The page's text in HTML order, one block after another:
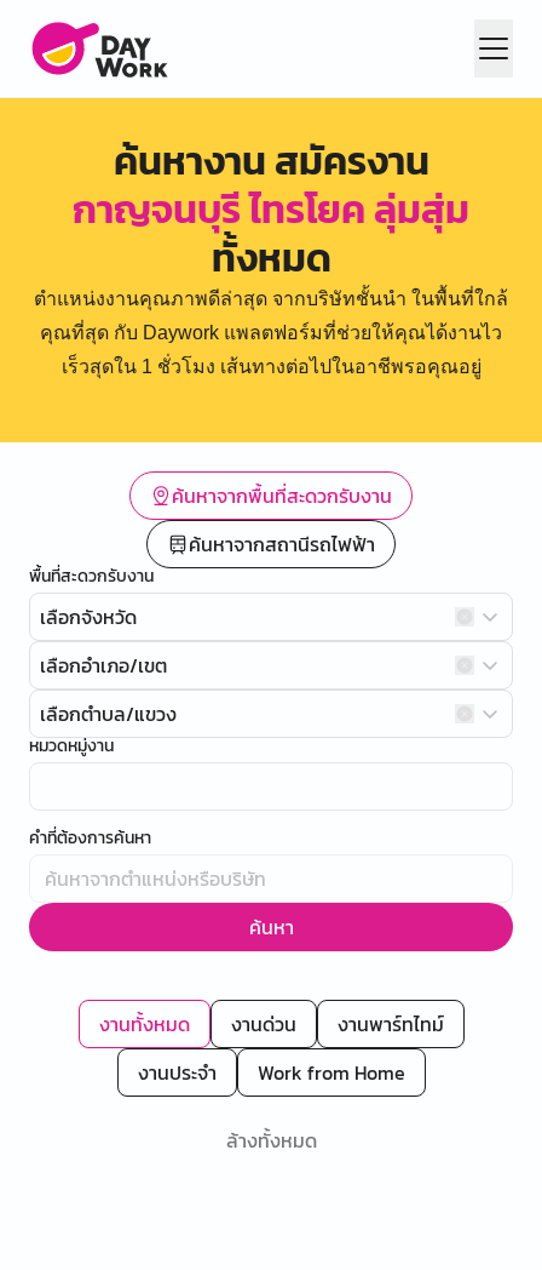
ค้นหางาน สมัครงาน
กาญจนบุรี ไทรโยค ลุ่มสุ่ม
ทั้งหมด
ตำแหน่งงานคุณภาพดีล่าสุด จากบริษัทชั้นนำ ในพื้นที่ใกล้
คุณที่สุด กับ Daywork แพลตฟอร์มที่ช่วยให้คุณได้งานไว
เร็วสุดใน 1 ชั่วโมง เส้นทางต่อไปในอาชีพรอคุณอยู่
ค้นหาจากพื้นที่สะดวกรับงาน
ค้นหาจากสถานีรถไฟฟ้า
พื้นที่สะดวกรับงาน
เลือกจังหวัด
เลือกอำเภอ/เขต
เลือกตำบล/แขวง
หมวดหมู่งาน
คำที่ต้องการค้นหา
ค้นหา
งานทั้งหมด งานด่วน
งานพาร์ทไทม์
งานประจำ
Work from Home
ล้างทั้งหมด